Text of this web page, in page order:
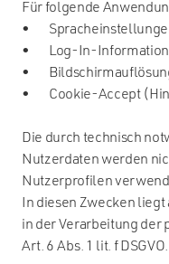
Für folgende
•
• Log-In-
•
• Cookie-Accept
Die durch technisch
Nutzerdaten werden
Nutzerprofilen
In diesen Zwecken
in der Verarbeitung der
Art. 6 Abs. 1 lit. f DSGVO.